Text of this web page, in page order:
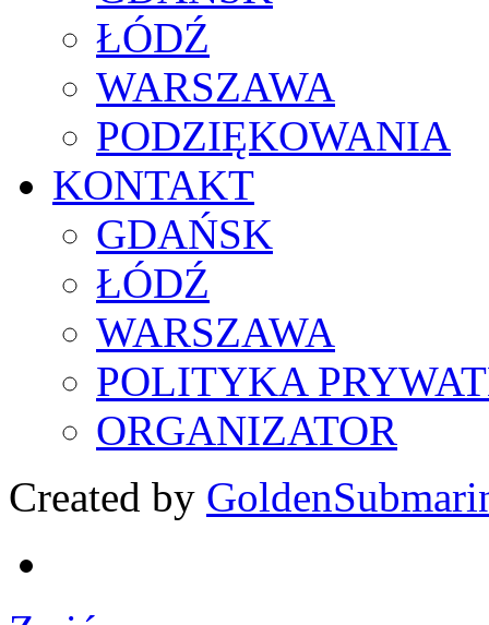
ŁÓDŹ
WARSZAWA
PODZIĘKOWANIA
KONTAKT
GDAŃSK
ŁÓDŹ
WARSZAWA
POLITYKA
ORGANIZATOR
Created by